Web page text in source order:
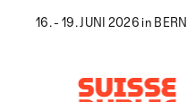
16. - 19. JUNI 2026 in BERN